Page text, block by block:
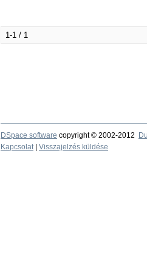
1-1 / 1
DSpace software copyright © 2002-2012
Kapcsolat| Visszajelzés küldése